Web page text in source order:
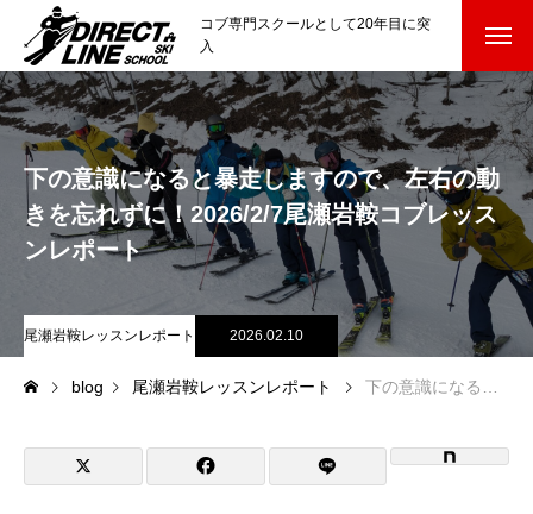
コブ専門スクールとして20年目に突
入
スクールについて知る Directline Ski School
コンセプトと開催スキー場
参加までの流れ
参加費のお支払い
各会場の集合場所
スキー場から選ぶ Ski Area
下の意識になると暴走しますので、左右の動
きを忘れずに！2026/2/7尾瀬岩鞍コブレッス
ンレポート
尾瀬岩鞍レッスンレポート 2026.02.10
blog 尾瀬岩鞍レッスンレポート 下の意識になると暴走しますので、左右の動きを忘れずに！2026/2/7尾瀬岩鞍コブレッスンレポート